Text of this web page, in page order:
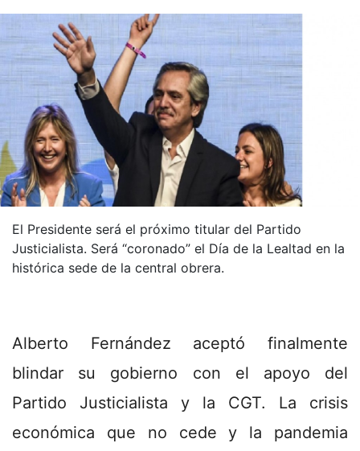
El Presidente será el próximo titular del Partido
Justicialista. Será “coronado” el Día de la Lealtad en la
histórica sede de la central obrera.
Alberto Fernández aceptó finalmente
blindar su gobierno con el apoyo del
Partido Justicialista y la CGT. La crisis
económica que no cede y la pandemia